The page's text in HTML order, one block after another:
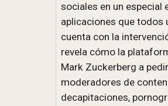
sociales en un especial
aplicaciones que todos
cuenta con la
revela cómo la
Mark Zuckerberg a
moderadores de
decapitaciones,